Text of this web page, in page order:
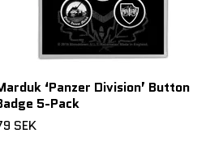
‘Panzer Division’ Button
5-Pack
SEK